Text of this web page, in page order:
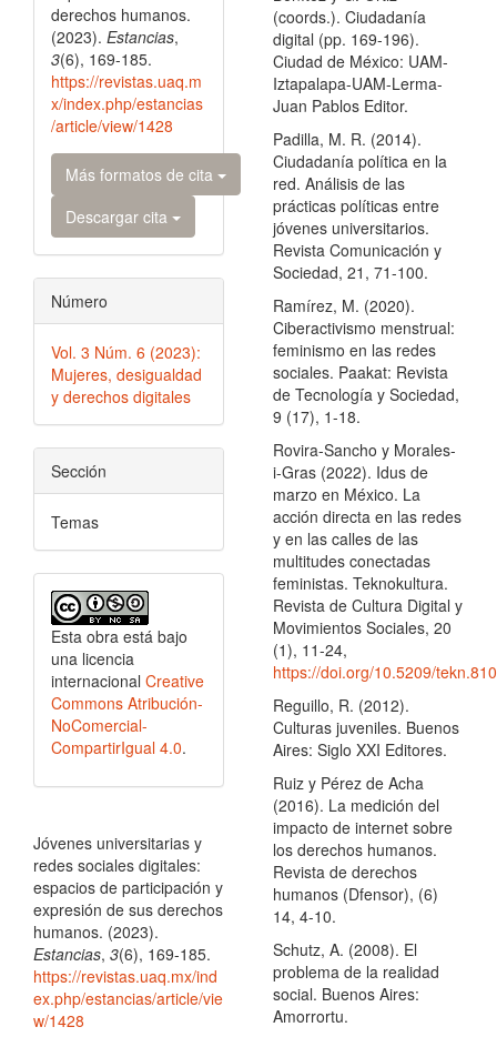
derechos humanos.
(2023). Estancias,
3(6), 169-185.
https://revistas.uaq.m
x/index.php/estancias
/article/view/1428
Más formatos de cita
Descargar cita
Número
Vol. 3 Núm. 6 (2023):
Mujeres, desigualdad
y derechos digitales
Sección
Temas
Esta obra está bajo
una licencia
internacional Creative
Commons Atribución-
NoComercial-
CompartirIgual 4.0.
Jóvenes universitarias y
redes sociales digitales:
espacios de participación y
expresión de sus derechos
humanos. (2023).
Estancias, 3(6), 169-185.
https://revistas.uaq.mx/ind
ex.php/estancias/article/vie
w/1428
(coords.). Ciudadanía
digital (pp. 169-196).
Ciudad de México: UAM-
Iztapalapa-UAM-Lerma-
Juan Pablos Editor.
Padilla, M. R. (2014).
Ciudadanía política en la
red. Análisis de las
prácticas políticas entre
jóvenes universitarios.
Revista Comunicación y
Sociedad, 21, 71-100.
Ramírez, M. (2020).
Ciberactivismo menstrual:
feminismo en las redes
sociales. Paakat: Revista
de Tecnología y Sociedad,
9 (17), 1-18.
Rovira-Sancho y Morales-
i-Gras (2022). Idus de
marzo en México. La
acción directa en las redes
y en las calles de las
multitudes conectadas
feministas. Teknokultura.
Revista de Cultura Digital y
Movimientos Sociales, 20
(1), 11-24,
https://doi.org/10.5209/
Reguillo, R. (2012).
Culturas juveniles. Buenos
Aires: Siglo XXI Editores.
Ruiz y Pérez de Acha
(2016). La medición del
impacto de internet sobre
los derechos humanos.
Revista de derechos
humanos (Dfensor), (6)
14, 4-10.
Schutz, A. (2008). El
problema de la realidad
social. Buenos Aires:
Amorrortu.